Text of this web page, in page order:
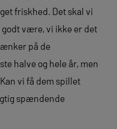
friskhed. Det skal vi
være, vi ikke er det
på de
halve og hele år, men
vi få dem spillet
spændende